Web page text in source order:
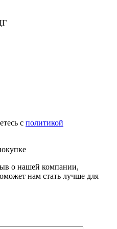
с политикой
о нашей компании,
нам стать лучше для